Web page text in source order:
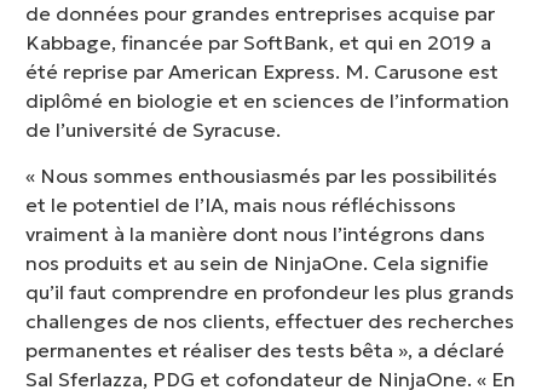
de données pour grandes entreprises acquise par
Kabbage, financée par SoftBank, et qui en 2019 a
été reprise par American Express. M. Carusone est
diplômé en biologie et en sciences de l’information
de l’université de Syracuse.
« Nous sommes enthousiasmés par les possibilités
et le potentiel de l’IA, mais nous réfléchissons
vraiment à la manière dont nous l’intégrons dans
nos produits et au sein de NinjaOne. Cela signifie
qu’il faut comprendre en profondeur les plus grands
challenges de nos clients, effectuer des recherches
permanentes et réaliser des tests bêta », a déclaré
Sal Sferlazza, PDG et cofondateur de NinjaOne. « En